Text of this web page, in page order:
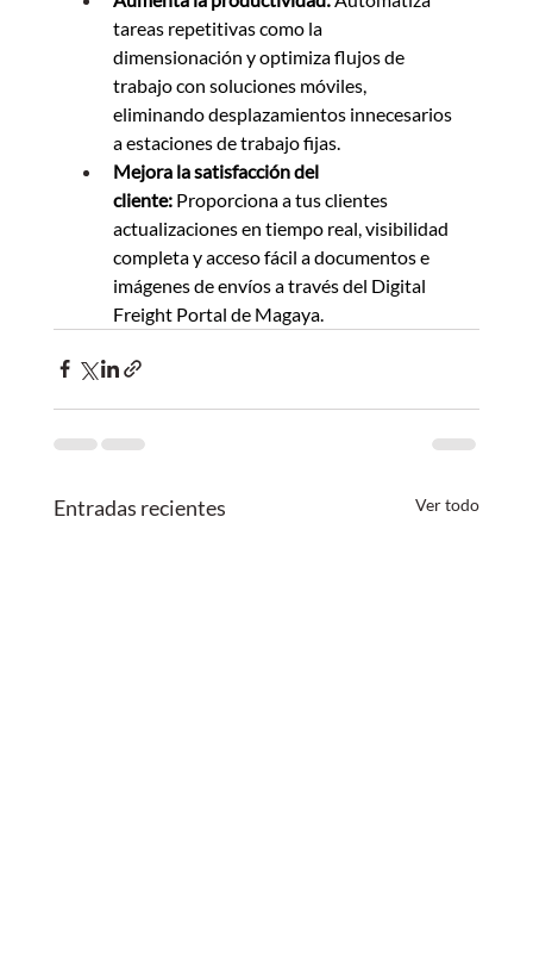
tareas repetitivas como la
dimensionación y optimiza flujos de
trabajo con soluciones móviles,
eliminando desplazamientos innecesarios
a estaciones de trabajo fijas.
Mejora la satisfacción del
cliente: Proporciona a tus clientes
actualizaciones en tiempo real, visibilidad
completa y acceso fácil a documentos e
imágenes de envíos a través del Digital
Freight Portal de Magaya.
Entradas recientes Ver todo